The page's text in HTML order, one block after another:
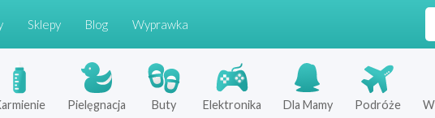
Sklepy Blog Wyprawka
Pielęgnacja Buty Elektronika Dla Mamy Podróże